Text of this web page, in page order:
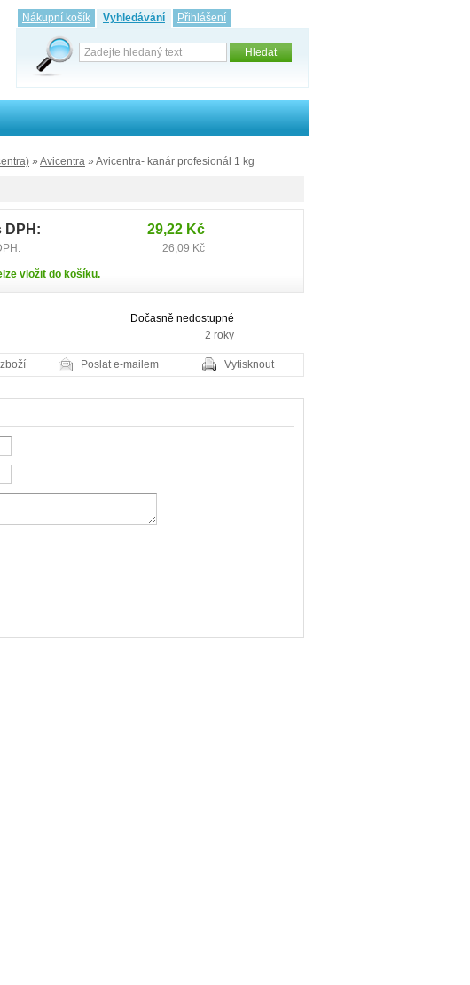
Nákupní košík Vyhledávání Přihlášení
» Avicentra » Avicentra- kanár profesionál 1 kg
DPH: 29,22 Kč
26,09 Kč
vložit do košíku.
Dočasně nedostupné
2 roky
Poslat e-mailem Vytisknout